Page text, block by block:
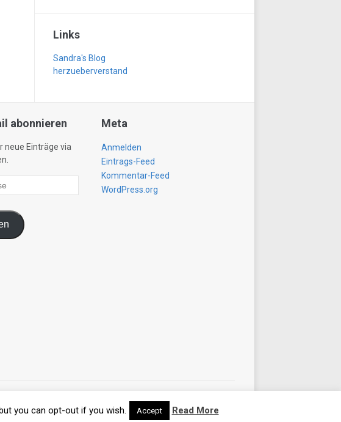
Links
Sandra's Blog
herzueberverstand
abonnieren
neue Einträge via
Meta
Anmelden
Eintrags-Feed
Kommentar-Feed
WordPress.org
you can opt-out if you wish. Accept Read More